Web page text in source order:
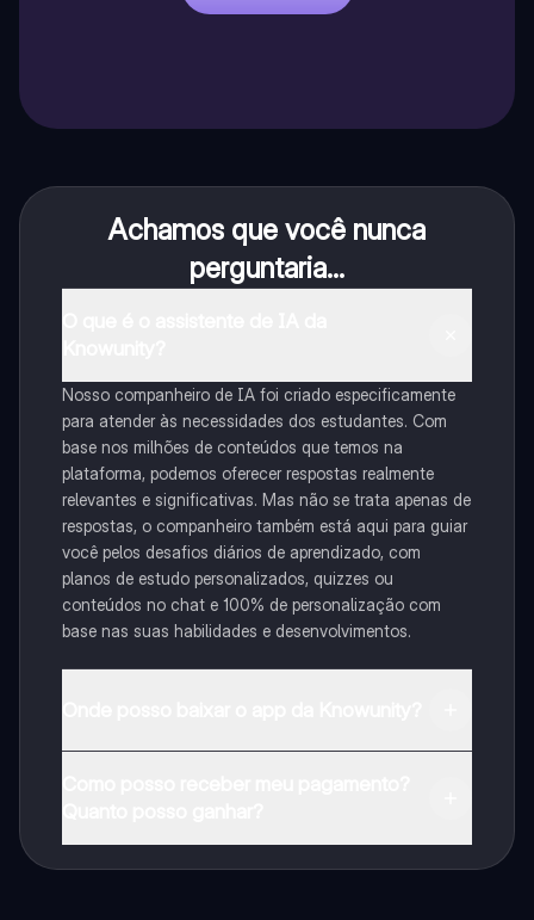
Achamos que você nunca
perguntaria...
Nosso companheiro de IA foi criado especificamente
para atender às necessidades dos estudantes. Com
base nos milhões de conteúdos que temos na
plataforma, podemos oferecer respostas realmente
relevantes e significativas. Mas não se trata apenas de
respostas, o companheiro também está aqui para guiar
você pelos desafios diários de aprendizado, com
planos de estudo personalizados, quizzes ou
conteúdos no chat e 100% de personalização com
base nas suas habilidades e desenvolvimentos.